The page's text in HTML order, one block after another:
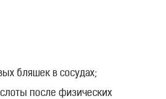
бляшек в сосудах;
после физических